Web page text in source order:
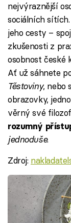
nejvýraznější
sociálních
jeho cesty –
zkušenosti z
osobnost české
Ať už sáhnete
Těstoviny, nebo
obrazovky,
věrný své
rozumný
jednoduše.
Zdroj: